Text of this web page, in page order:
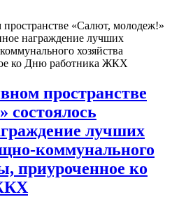
пространстве «Салют, молодеж!»
награждение лучших
хозяйства
ко Дню работника ЖКХ
пространстве
состоялось
лучших
коммунального
приуроченное ко